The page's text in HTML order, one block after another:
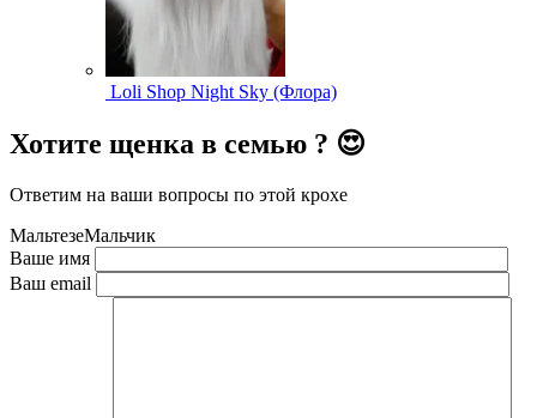
Loli Shop Night Sky (Флора)
Хотите щенка в семью ? 😍
Ответим на ваши вопросы по этой крохе
МальтезеМальчик
Ваше имя
Ваш email